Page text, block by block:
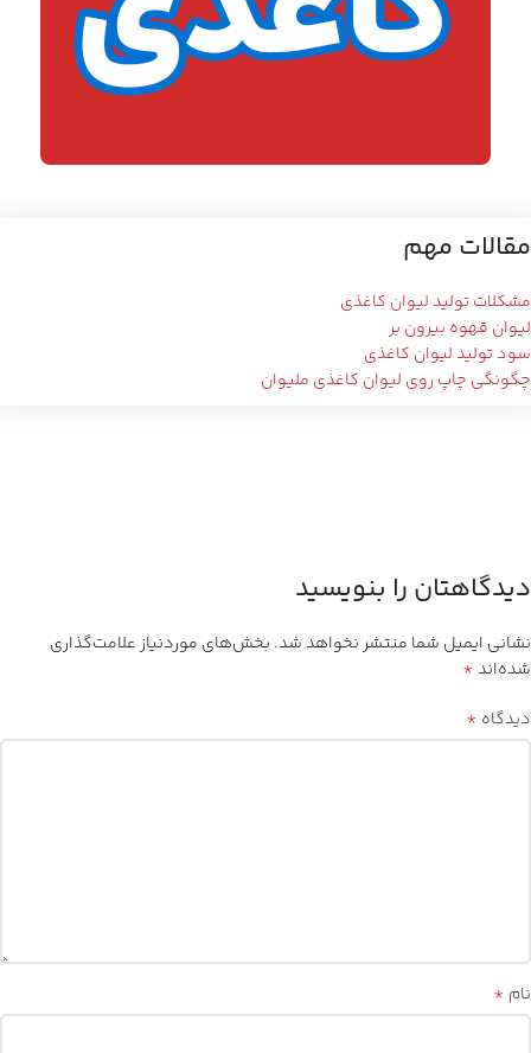
مقالات مهم
مشکلات تولید لیوان کاغذی
لیوان قهوه بیرون بر
سود تولید لیوان کاغذی
چگونگی چاپ روی لیوان کاغذی ملیوان
دیدگاهتان را بنویسید
نشانی ایمیل شما منتشر نخواهد شد. بخش‌های موردنیاز علامت‌گذاری
شده‌اند *
دیدگاه *
نام *